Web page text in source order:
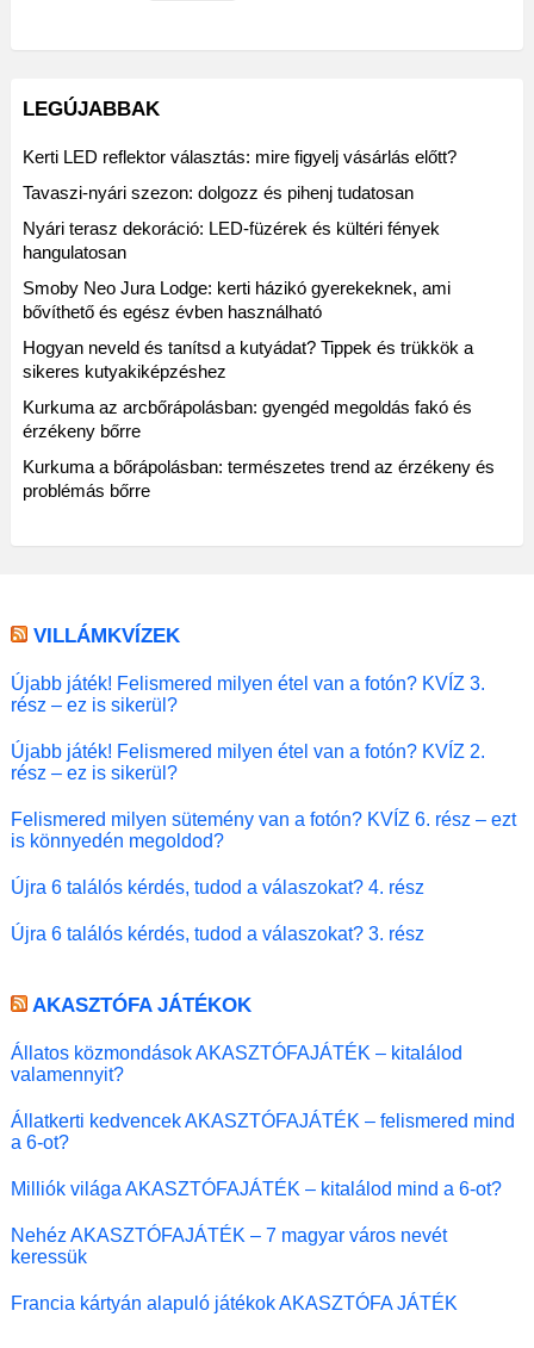
LEGÚJABBAK
Kerti LED reflektor választás: mire figyelj vásárlás előtt?
Tavaszi-nyári szezon: dolgozz és pihenj tudatosan
Nyári terasz dekoráció: LED-füzérek és kültéri fények
hangulatosan
Smoby Neo Jura Lodge: kerti házikó gyerekeknek, ami
bővíthető és egész évben használható
Hogyan neveld és tanítsd a kutyádat? Tippek és trükkök a
sikeres kutyakiképzéshez
Kurkuma az arcbőrápolásban: gyengéd megoldás fakó és
érzékeny bőrre
Kurkuma a bőrápolásban: természetes trend az érzékeny és
problémás bőrre
VILLÁMKVÍZEK
Újabb játék! Felismered milyen étel van a fotón? KVÍZ 3.
rész – ez is sikerül?
Újabb játék! Felismered milyen étel van a fotón? KVÍZ 2.
rész – ez is sikerül?
Felismered milyen sütemény van a fotón? KVÍZ 6. rész – ezt
is könnyedén megoldod?
Újra 6 találós kérdés, tudod a válaszokat? 4. rész
Újra 6 találós kérdés, tudod a válaszokat? 3. rész
AKASZTÓFA JÁTÉKOK
Állatos közmondások AKASZTÓFAJÁTÉK – kitalálod
valamennyit?
Állatkerti kedvencek AKASZTÓFAJÁTÉK – felismered mind
a 6-ot?
Milliók világa AKASZTÓFAJÁTÉK – kitalálod mind a 6-ot?
Nehéz AKASZTÓFAJÁTÉK – 7 magyar város nevét
keressük
Francia kártyán alapuló játékok AKASZTÓFA JÁTÉK